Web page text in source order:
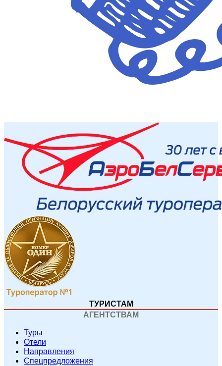
ТУРИСТАМ
АГЕНТСТВАМ
Туры
Отели
Направления
Спецпредложения